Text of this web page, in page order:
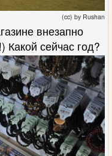
(cc) by Rushan
внезапно
Какой сейчас год?